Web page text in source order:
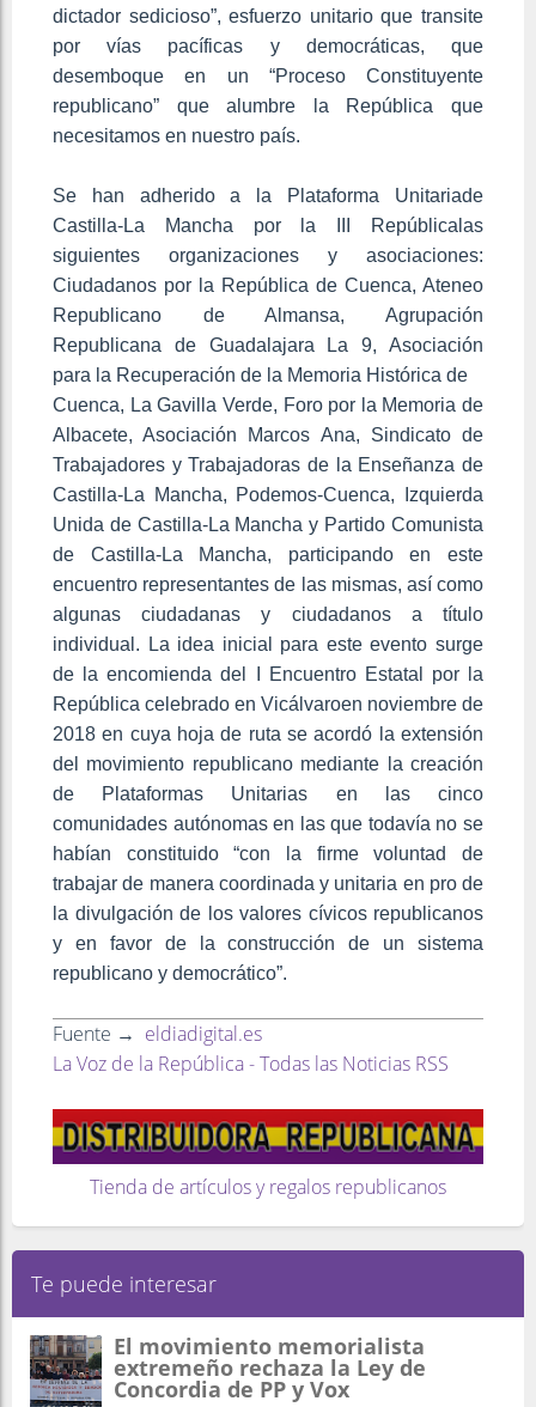
dictador sedicioso”, esfuerzo unitario que transite
por vías pacíficas y democráticas, que
desemboque en un “Proceso Constituyente
republicano” que alumbre la República que
necesitamos en nuestro país.
Se han adherido a la Plataforma Unitariade
Castilla-La Mancha por la III Repúblicalas
siguientes organizaciones y asociaciones:
Ciudadanos por la República de Cuenca, Ateneo
Republicano de Almansa, Agrupación
Republicana de Guadalajara La 9, Asociación
para la Recuperación de la Memoria Histórica de
Cuenca, La Gavilla Verde, Foro por la Memoria de
Albacete, Asociación Marcos Ana, Sindicato de
Trabajadores y Trabajadoras de la Enseñanza de
Castilla-La Mancha, Podemos-Cuenca, Izquierda
Unida de Castilla-La Mancha y Partido Comunista
de Castilla-La Mancha, participando en este
encuentro representantes de las mismas, así como
algunas ciudadanas y ciudadanos a título
individual. La idea inicial para este evento surge
de la encomienda del I Encuentro Estatal por la
República celebrado en Vicálvaroen noviembre de
2018 en cuya hoja de ruta se acordó la extensión
del movimiento republicano mediante la creación
de Plataformas Unitarias en las cinco
comunidades autónomas en las que todavía no se
habían constituido “con la firme voluntad de
trabajar de manera coordinada y unitaria en pro de
la divulgación de los valores cívicos republicanos
y en favor de la construcción de un sistema
republicano y democrático”.
Fuente → eldiadigital.es
La Voz de la República - Todas las Noticias RSS
Tienda de artículos y regalos republicanos
Te puede interesar
El movimiento memorialista
extremeño rechaza la Ley de
Concordia de PP y Vox